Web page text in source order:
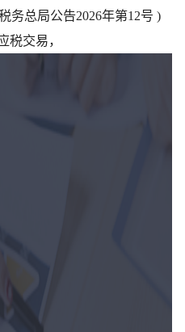
务总局公告2026年第12号 )
税交易，